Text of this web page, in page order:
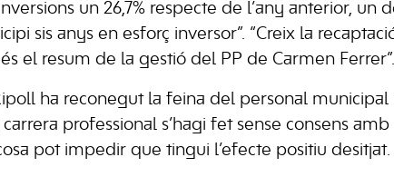
un 26,7% respecte de l’any anterior, un
sis anys en esforç inversor”. “Creix la
el resum de la gestió del PP de Carmen Ferrer”.
ha reconegut la feina del personal municipal
professional s’hagi fet sense consens
pot impedir que tingui l’efecte positiu desitjat.